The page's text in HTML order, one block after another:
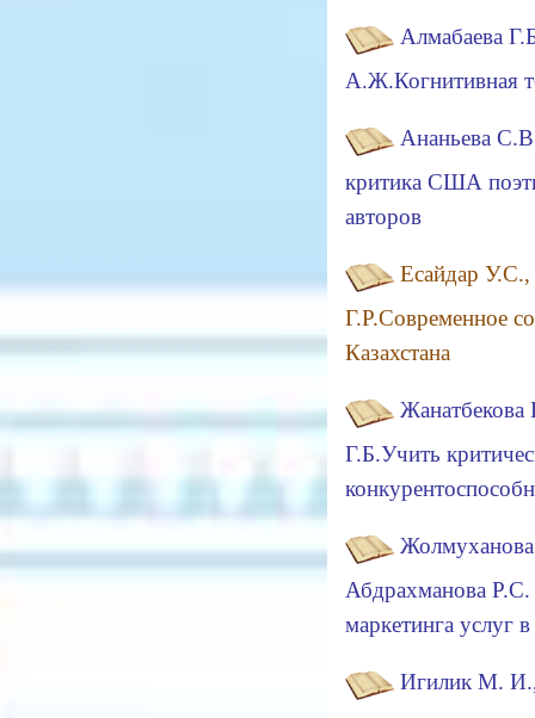
Алмабаева
А.Ж.Когнитивная
Ананьева
критика США
авторов
Есайдар
Г.Р.Современное
Казахстана
Г.Б.Учить
Абдрахманова
маркетинга услуг
Игилик М.